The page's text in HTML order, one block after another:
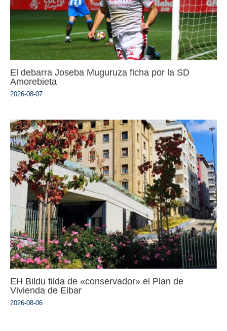
El debarra Joseba Muguruza ficha por la SD
Amorebieta
2026-08-07
EH Bildu tilda de «conservador» el Plan de
Vivienda de Eibar
2026-08-06